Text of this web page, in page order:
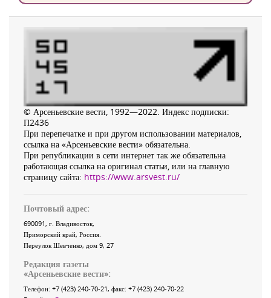
© Арсеньевские вести, 1992—2022. Индекс подписки:
П2436
При перепечатке и при другом использовании материалов,
ссылка на «Арсеньевские вести» обязательна.
При републикации в сети интернет так же обязательна
работающая ссылка на оригинал статьи, или на главную
страницу сайта: https://www.arsvest.ru/
Почтовый адрес:
690091, г. Владивосток,
Приморский край, Россия
Переулок Шевченко, дом 9, 27
Редакция газеты
«Арсеньевские вести»:
Телефон: +7 (423) 240-70-21, факс: +7 (423) 240-70-22